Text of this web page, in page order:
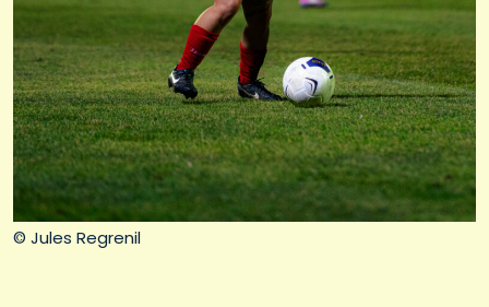
© Jules Regrenil